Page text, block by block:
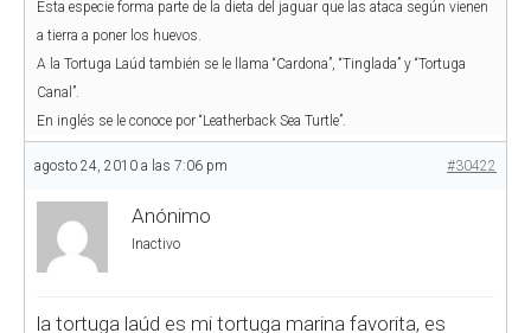
Esta especie forma parte de la dieta del jaguar que las ataca según vienen
a tierra a poner los huevos.
A la Tortuga Laúd también se le llama “Cardona”, “Tinglada” y “Tortuga
Canal”.
En inglés se le conoce por “Leatherback Sea Turtle”.
agosto 24, 2010 a las 7:06 pm #30422
Anónimo
Inactivo
la tortuga laúd es mi tortuga marina favorita, es